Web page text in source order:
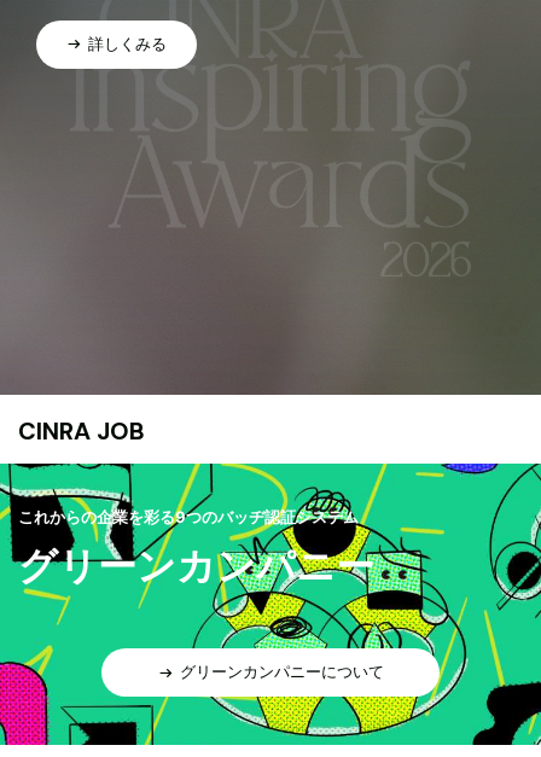
詳しくみる
CINRA JOB
これからの企業を彩る9つのバッヂ認証システム
グリーンカンパニー
グリーンカンパニーについて